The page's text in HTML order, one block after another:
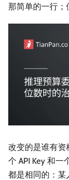
那简单的一行；
改变的是谁有资
个 API Key 和
都是相同的：某